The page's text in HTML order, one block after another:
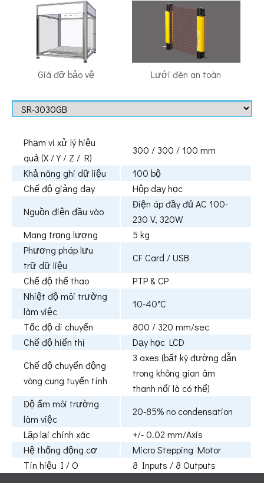
Giá đỡ bảo vệ Lưới đèn an toàn
Phạm vi xử lý hiệu
quả (X / Y / Z / R)
300 / 300 / 100 mm
Khả năng ghi dữ liệu
100 bộ
Chế độ giảng dạy
Hộp dạy học
Nguồn điện đầu vào
Điện áp đầy đủ AC 100-
230 V, 320W
Mang trọng lượng
5 kg
Phương pháp lưu
trữ dữ liệu
CF Card / USB
Chế độ thể thao
PTP & CP
Nhiệt độ môi trường
làm việc
10-40°C
Tốc độ di chuyển
800 / 320 mm/sec
Chế độ hiển thị
Dạy học LCD
Chế độ chuyển động
vòng cung tuyến tính
3 axes (bất kỳ đường dẫn
trong không gian âm
thanh nổi là có thể)
Độ ẩm môi trường
làm việc
20-85% no condensation
Lặp lại chính xác
+/- 0.02 mm/Axis
Hệ thống động cơ
Micro Stepping Motor
Tín hiệu I / O
8 Inputs / 8 Outputs